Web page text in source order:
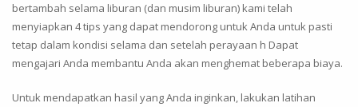
bertambah selama liburan (dan musim liburan) kami telah
menyiapkan 4 tips yang dapat mendorong untuk Anda untuk pasti
tetap dalam kondisi selama dan setelah perayaan h Dapat
mengajari Anda membantu Anda akan menghemat beberapa biaya.
Untuk mendapatkan hasil yang Anda inginkan, lakukan latihan